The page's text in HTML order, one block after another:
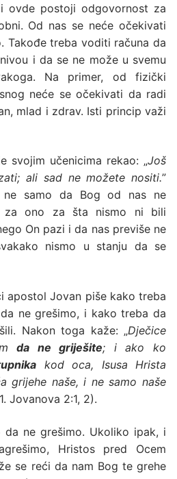
ovde postoji odgovornost za
Od nas se neće očekivati
Takođe treba voditi računa da
i da se ne može u svemu
Na primer, od fizički
neće se očekivati da radi
mlad i zdrav. Isti princip važi
svojim učenicima rekao: „Još
ali sad ne možete nositi.”
ne samo da Bog od nas ne
za ono za šta nismo ni bili
On pazi i da nas previše ne
nismo u stanju da se
apostol Jovan piše kako treba
ne grešimo, i kako treba da
Nakon toga kaže: „Dječice
da ne griješite; i ako ko
kod oca, Isusa Hrista
grijehe naše, i ne samo naše
Jovanova 2:1, 2).
da ne grešimo. Ukoliko ipak, i
Hristos pred Ocem
se reći da nam Bog te grehe